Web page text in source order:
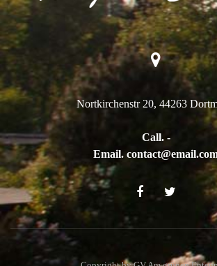
Nortkirchenstr 20, 44263
Call. -
Email.